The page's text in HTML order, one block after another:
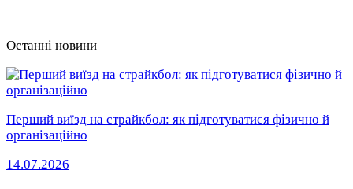
Останні новини
Перший виїзд на страйкбол: як підготуватися фізично й
організаційно
14.07.2026